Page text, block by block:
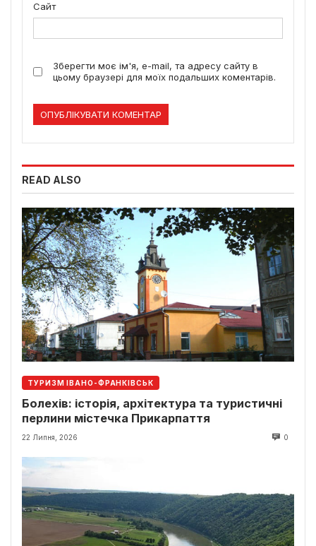
Сайт
Зберегти моє ім'я, e-mail, та адресу сайту в
цьому браузері для моїх подальших коментарів.
READ ALSO
ТУРИЗМ ІВАНО-ФРАНКІВСЬК
Болехів: історія, архітектура та туристичні
перлини містечка Прикарпаття
22 Липня, 2026 0